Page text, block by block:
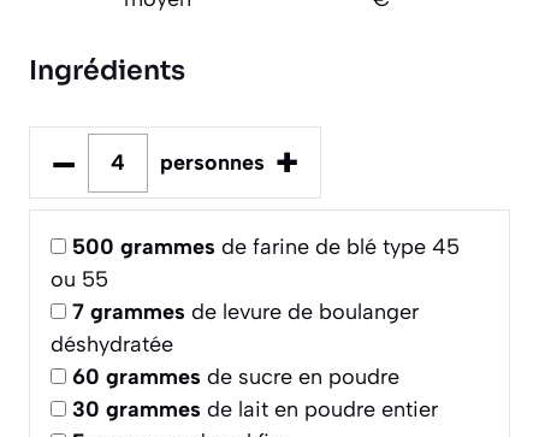
Ingrédients
– personnes +
500 grammes de farine de blé type 45
ou 55
7 grammes de levure de boulanger
déshydratée
60 grammes de sucre en poudre
30 grammes de lait en poudre entier